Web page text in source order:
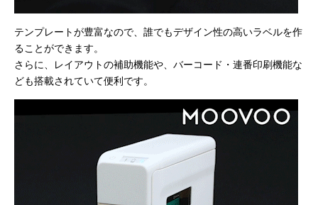
テンプレートが豊富なので、誰でもデザイン性の高いラベルを作
ることができます。
さらに、レイアウトの補助機能や、バーコード・連番印刷機能な
ども搭載されていて便利です。